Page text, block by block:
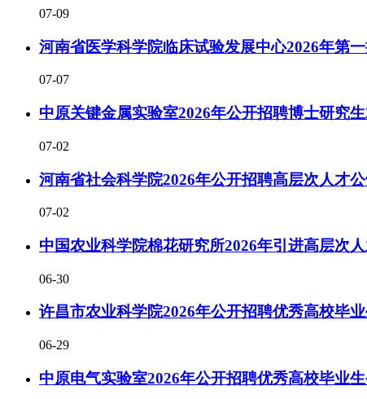
07-09
河南省医学科学院临床试验发展中心2026年第
07-07
中原关键金属实验室2026年公开招聘博士研究
07-02
河南省社会科学院2026年公开招聘高层次人才公
07-02
中国农业科学院棉花研究所2026年引进高层次
06-30
许昌市农业科学院2026年公开招聘优秀高校毕
06-29
中原电气实验室2026年公开招聘优秀高校毕业